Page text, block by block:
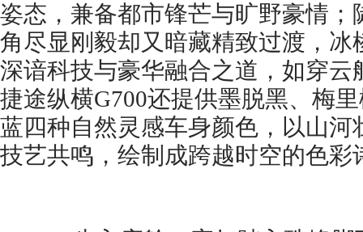
姿态，兼备都市锋芒与旷野豪情；
角尽显刚毅却又暗藏精致过渡，冰
深谙科技与豪华融合之道，如穿云
捷途纵横G700还提供墨脱黑、梅
蓝四种自然灵感车身颜色，以山河
技艺共鸣，绘制成跨越时空的色彩